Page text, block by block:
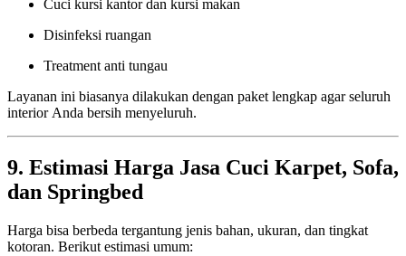
Cuci kursi kantor dan kursi makan
Disinfeksi ruangan
Treatment anti tungau
Layanan ini biasanya dilakukan dengan paket lengkap agar seluruh
interior Anda bersih menyeluruh.
9. Estimasi Harga Jasa Cuci Karpet, Sofa,
dan Springbed
Harga bisa berbeda tergantung jenis bahan, ukuran, dan tingkat
kotoran. Berikut estimasi umum: